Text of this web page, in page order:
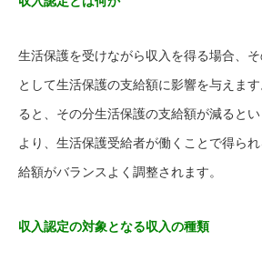
生活保護を受けながら収入を得る場合、そ
として生活保護の支給額に影響を与えま
ると、その分生活保護の支給額が減ると
より、生活保護受給者が働くことで得ら
給額がバランスよく調整されます。
収入認定の対象となる収入の種類